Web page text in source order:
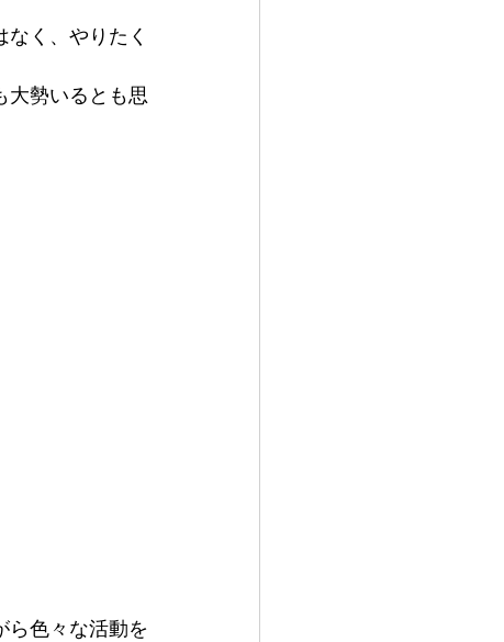
く、やりたく
大勢いるとも思
ら色々な活動を